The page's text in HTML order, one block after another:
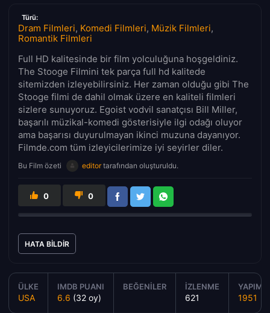
Türü:
Dram Filmleri, Komedi Filmleri, Müzik Filmleri,
Romantik Filmleri
Full HD kalitesinde bir film yolculuğuna hoşgeldiniz.
The Stooge Filmini tek parça full hd kalitede
sitemizden izleyebilirsiniz. Her zaman olduğu gibi The
Stooge filmi de dahil olmak üzere en kaliteli filmleri
sizlere sunuyoruz. Egoist vodvil sanatçısı Bill Miller,
başarılı müzikal-komedi gösterisiyle ilgi odağı oluyor
ama başarısı duyurulmayan ikinci muzuna dayanıyor.
Filmde.com tüm izleyicilerimize iyi seyirler diler.
Bu Film özeti editortarafından oluşturuldu.
0 0
HATA BILDIR
ÜLKE
USA
IMDB PUANI
6.6 (32 oy)
BEĞENILER İZLENME
621
YAPIM
1951